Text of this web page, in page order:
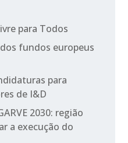
para Todos
fundos europeus
para
de I&D
2030: região
a execução do